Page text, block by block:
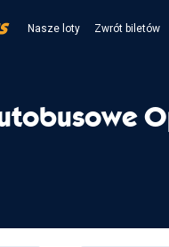
Nasze loty Zwrót biletów